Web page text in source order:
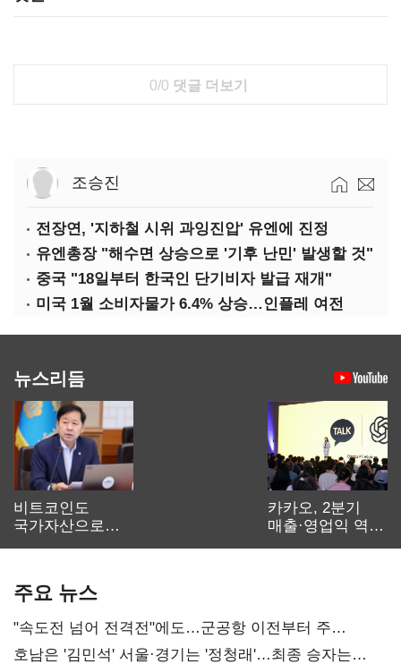
0/0 댓글 더보기
조승진
전장연, '지하철 시위 과잉진압' 유엔에 진정
유엔총장 "해수면 상승으로 '기후 난민' 발생할 것"
중국 "18일부터 한국인 단기비자 발급 재개"
미국 1월 소비자물가 6.4% 상승…인플레 여전
뉴스리듬
비트코인도
국가자산으로…'
카카오, 2분기
매출·영업익 역대
주요 뉴스
"속도전 넘어 전격전"에도…군공항 이전부터 주
52시간까지 '뇌관'
호남은 '김민석' 서울·경기는 '정청래'…최종 승자는